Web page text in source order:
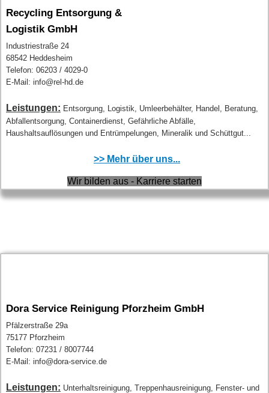
Recycling Entsorgung &
Logistik GmbH
Industriestraße 24
68542 Heddesheim
Telefon: 06203 / 4029-0
E-Mail: info@rel-hd.de
Leistungen: Entsorgung, Logistik, Umleerbehälter, Handel, Beratung,
Abfallentsorgung, Containerdienst, Gefährliche Abfälle,
Haushaltsauflösungen und Entrümpelungen, Mineralik und Schüttgut...
>> Mehr über uns...
Wir bilden aus - Karriere starten
Dora Service Reinigung Pforzheim GmbH
Pfälzerstraße 29a
75177 Pforzheim
Telefon: 07231 / 8007744
E-Mail: info@dora-service.de
Leistungen: Unterhaltsreinigung, Treppenhausreinigung, Fenster- und